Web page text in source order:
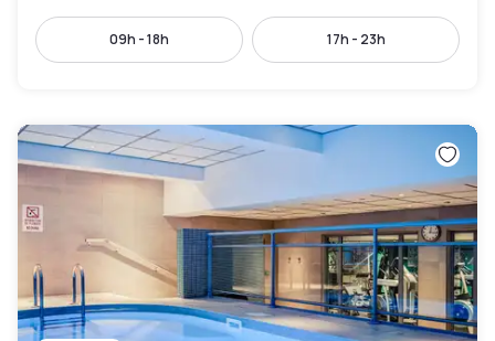
09h - 18h 17h - 23h